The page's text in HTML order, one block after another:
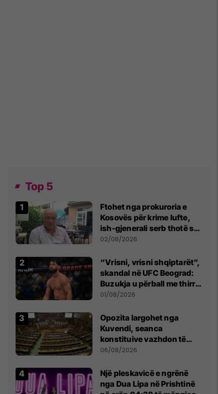
Top 5
Ftohet nga prokuroria e
Kosovës për krime lufte,
ish-gjenerali serb thotë se
dikush e tradhtoi në
02/08/2026
“Vrisni, vrisni shqiptarët”,
skandal në UFC Beograd:
Buzukja u përball me thirrje
anti-shqiptare nga
01/08/2026
Opozita largohet nga
Kuvendi, seanca
konstituive vazhdon të
shtunën në orën 11:00
06/08/2026
Një pleskavicë e ngrënë
nga Dua Lipa në Prishtinë